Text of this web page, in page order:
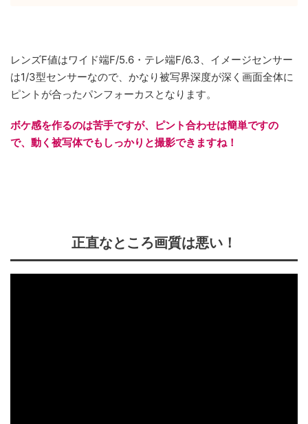
レンズF値はワイド端F/5.6・テレ端F/6.3、イメージセンサー
は1/3型センサーなので、かなり被写界深度が深く画面全体に
ピントが合ったパンフォーカスとなります。
ボケ感を作るのは苦手ですが、ピント合わせは簡単ですの
で、動く被写体でもしっかりと撮影できますね！
正直なところ画質は悪い！